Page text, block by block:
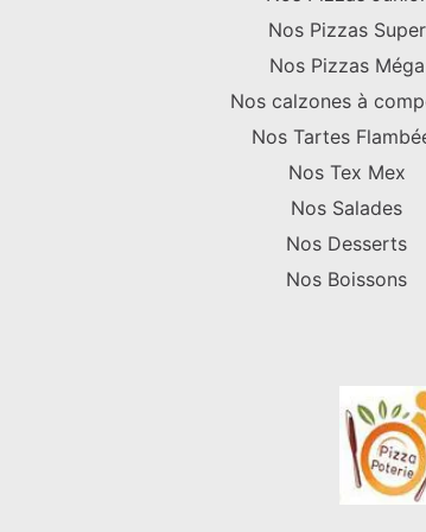
Nos Pizzas Super
Nos Pizzas Méga
Nos calzones à
Nos Tartes
Nos Tex Mex
Nos Salades
Nos Desserts
Nos Boissons